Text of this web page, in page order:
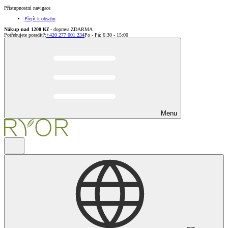
Přístupnostní navigace
Přejít k obsahu
Nákup nad 1200 Kč - doprava ZDARMA
Potřebujete poradit?:+420 277 001 234Po - Pá: 6:30 - 15:00
Menu